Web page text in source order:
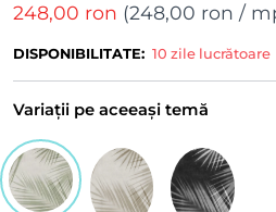
248,00 ron (248,00 ron /
DISPONIBILITATE: 10 zile lucrătoare
Variații pe aceeași temă